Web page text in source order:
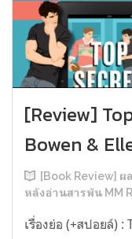
[Review]
Bowen &
[Book Review]
หลังอ่านสารพัน MM
เรื่องย่อ (+สปอยล์) :